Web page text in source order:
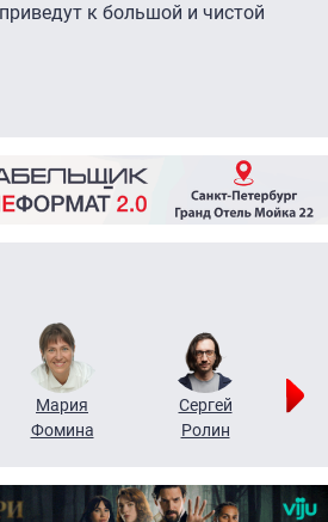
к большой и чистой
Мария
Фомина
Сергей
Ролин